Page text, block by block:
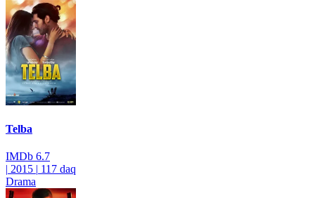
Telba
IMDb 6.7
| 2015 | 117 daq
Drama